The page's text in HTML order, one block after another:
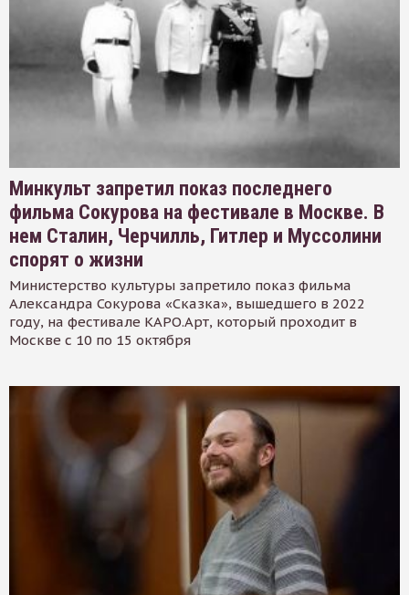
Минкульт запретил показ последнего
фильма Сокурова на фестивале в Москве. В
нем Сталин, Черчилль, Гитлер и Муссолини
спорят о жизни
Министерство культуры запретило показ фильма
Александра Сокурова «Сказка», вышедшего в 2022
году, на фестивале КАРО.Арт, который проходит в
Москве с 10 по 15 октября